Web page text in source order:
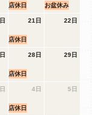
店休日 お盆休み
21日
店休日
22日
28日
店休日
29日
4日
店休日
5日